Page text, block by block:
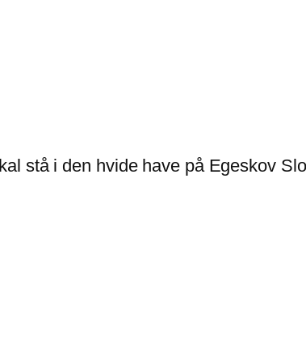
stå i den hvide have på Egeskov